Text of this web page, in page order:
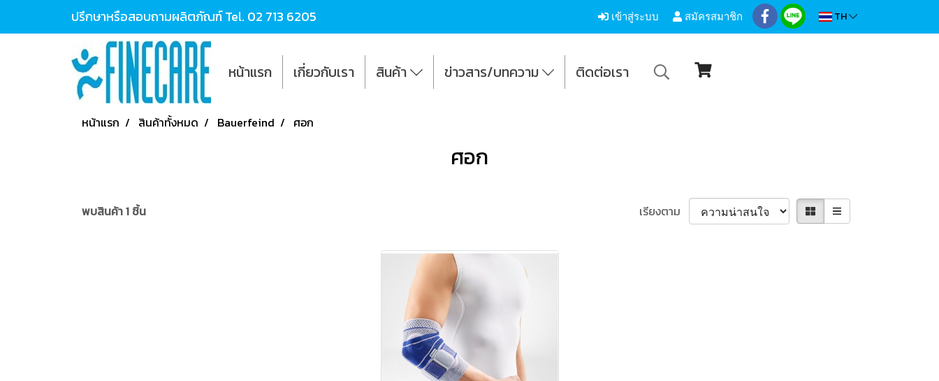
ปรึกษาหรือสอบถามผลิตภัณฑ์ Tel. 02 713 6205 เข้าสู่ระบบ สมัครสมาชิก TH
หน้าแรก เกี่ยวกับเรา สินค้า ข่าวสาร/บทความ ติดต่อเรา
หน้าแรก สินค้าทั้งหมด Bauerfeind ศอก
ศอก
พบสินค้า 1 ชิ้น เรียงตาม